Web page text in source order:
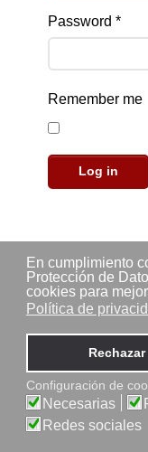
En cumplimiento
Protección de
cookies para
Política de
Rechazar
Configuración de
Necesarias
Redes sociales
Password *
Remember me
Log in
Forgot your
Forgot your